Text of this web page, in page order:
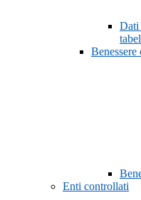
Dati
Enti controllati